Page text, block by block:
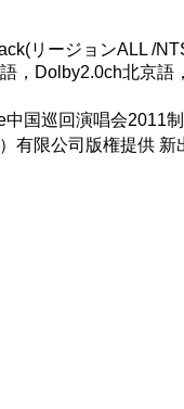
リージョンALL /
，Dolby2.0ch北京語
中国巡回演唱会2011
有限公司版権提供